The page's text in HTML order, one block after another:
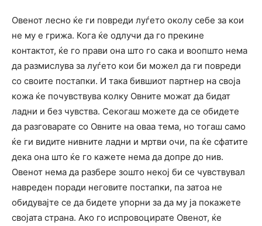
Овенот лесно ќе ги повреди луѓето околу себе за кои
не му е грижа. Кога ќе одлучи да го прекине
контактот, ќе го прави она што го сака и воопшто нема
да размислува за луѓето кои би можел да ги повреди
со своите постапки. И така бившиот партнер на своја
кожа ќе почувствува колку Овните можат да бидат
ладни и без чувства. Секогаш можете да се обидете
да разговарате со Овните на оваа тема, но тогаш само
ќе ги видите нивните ладни и мртви очи, па ќе сфатите
дека она што ќе го кажете нема да допре до нив.
Овенот нема да разбере зошто некој би се чувствувал
навреден поради неговите постапки, па затоа не
обидувајте се да бидете упорни за да му ја покажете
својата страна. Ако го испровоцирате Овенот, ќе